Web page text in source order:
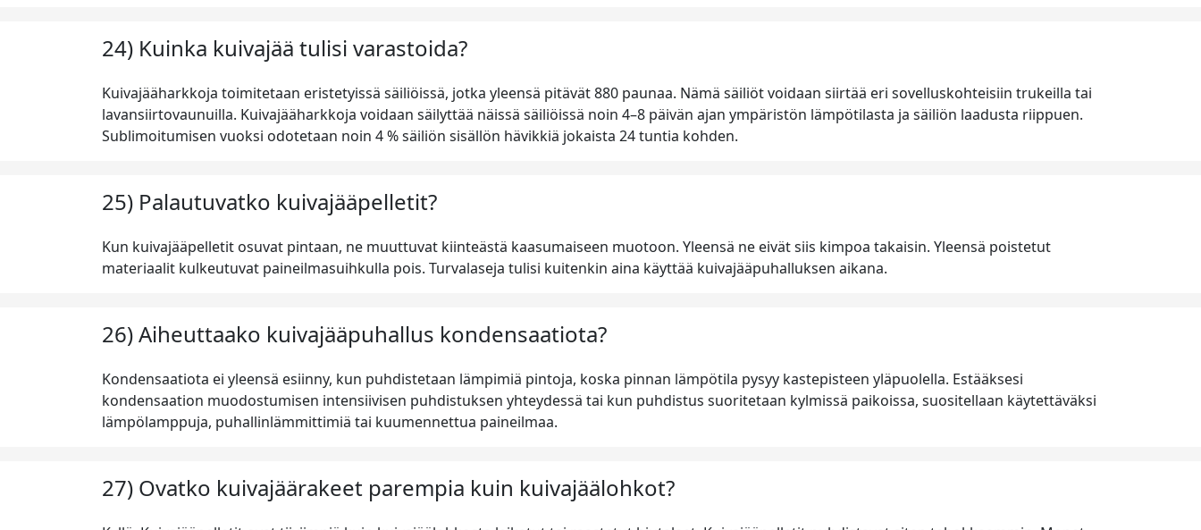
24) Kuinka kuivajää tulisi varastoida?
Kuivajääharkkoja toimitetaan eristetyissä säiliöissä, jotka yleensä pitävät 880 paunaa. Nämä säiliöt voidaan siirtää eri sovelluskohteisiin trukeilla tai
lavansiirtovaunuilla. Kuivajääharkkoja voidaan säilyttää näissä säiliöissä noin 4–8 päivän ajan ympäristön lämpötilasta ja säiliön laadusta riippuen.
Sublimoitumisen vuoksi odotetaan noin 4 % säiliön sisällön hävikkiä jokaista 24 tuntia kohden.
25) Palautuvatko kuivajääpelletit?
Kun kuivajääpelletit osuvat pintaan, ne muuttuvat kiinteästä kaasumaiseen muotoon. Yleensä ne eivät siis kimpoa takaisin. Yleensä poistetut
materiaalit kulkeutuvat paineilmasuihkulla pois. Turvalaseja tulisi kuitenkin aina käyttää kuivajääpuhalluksen aikana.
26) Aiheuttaako kuivajääpuhallus kondensaatiota?
Kondensaatiota ei yleensä esiinny, kun puhdistetaan lämpimiä pintoja, koska pinnan lämpötila pysyy kastepisteen yläpuolella. Estääksesi
kondensaation muodostumisen intensiivisen puhdistuksen yhteydessä tai kun puhdistus suoritetaan kylmissä paikoissa, suositellaan käytettäväksi
lämpölamppuja, puhallinlämmittimiä tai kuumennettua paineilmaa.
27) Ovatko kuivajäärakeet parempia kuin kuivajäälohkot?